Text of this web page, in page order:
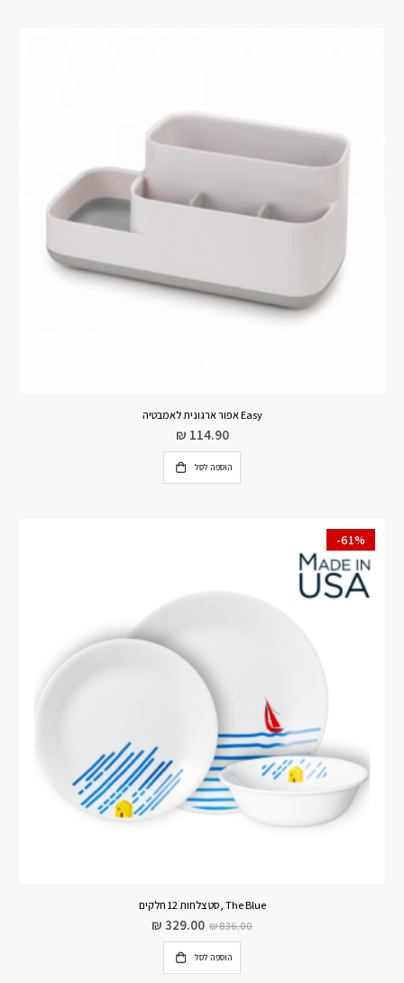
Easy אפור ארגונית לאמבטיה
₪ 114.90
הוספה לסל
-61%
The Blue ,סט צלחות 12 חלקים
₪836.00
₪ 329.00
הוספה לסל